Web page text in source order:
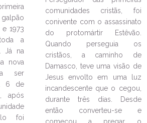
INFORMA
Retiro de
Ouça a notícia
1973
a
Já na
nova
ser
6 de
após
foi
comunidades cristãs, foi
conivente com o assassinato
do protomártir Estêvão.
Quando perseguia os
cristãos, a caminho de
Damasco, teve uma visão de
Jesus envolto em uma luz
incandescente que o cegou,
durante três dias. Desde
então converteu-se e